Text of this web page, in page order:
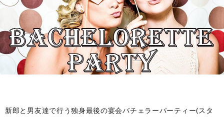
と
の
や
新郎と男友達で行う独身最後の宴会バチェラーパーティー(スタ